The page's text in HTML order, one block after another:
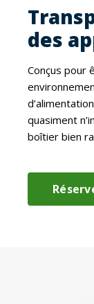
des
Conçus pour
quasiment
boîtier bien